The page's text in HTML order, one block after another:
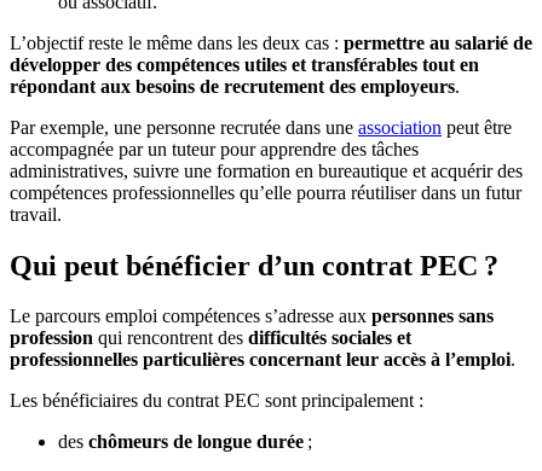
L’objectif reste le même dans les deux cas : permettre au salarié de
développer des compétences utiles et transférables tout en
répondant aux besoins de recrutement des employeurs.
Par exemple, une personne recrutée dans une association peut être
accompagnée par un tuteur pour apprendre des tâches
administratives, suivre une formation en bureautique et acquérir des
compétences professionnelles qu’elle pourra réutiliser dans un futur
travail.
Qui peut bénéficier d’un contrat PEC ?
Le parcours emploi compétences s’adresse aux personnes sans
profession qui rencontrent des difficultés sociales et
professionnelles particulières concernant leur accès à l’emploi.
Les bénéficiaires du contrat PEC sont principalement :
des chômeurs de longue durée ;